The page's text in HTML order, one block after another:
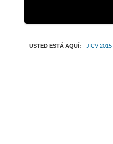
USTED ESTÁ AQUÍ: JICV 2015